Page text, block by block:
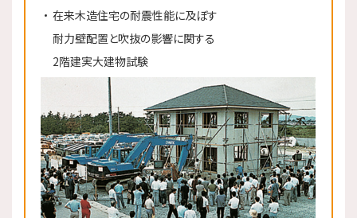
在来木造住宅の耐震性能に及ぼす
耐力壁配置と吹抜の影響に関する
2階建実大建物試験